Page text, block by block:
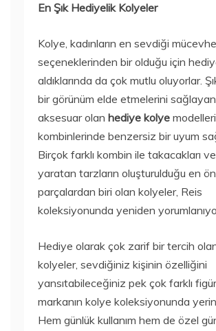
En Şık Hediyelik Kolyeler
Kolye, kadınların en sevdiği
seçeneklerinden bir olduğu için
aldıklarında da çok mutlu oluyorlar.
bir görünüm elde etmelerini
aksesuar olan hediye kolye
kombinlerinde benzersiz bir uyum
Birçok farklı kombin ile takacakları
yaratan tarzların oluşturulduğu en
parçalardan biri olan kolyeler, Reis
koleksiyonunda yeniden
Hediye olarak çok zarif bir tercih
kolyeler, sevdiğiniz kişinin özelliğini
yansıtabileceğiniz pek çok farklı
markanın kolye koleksiyonunda
Hem günlük kullanım hem de özel